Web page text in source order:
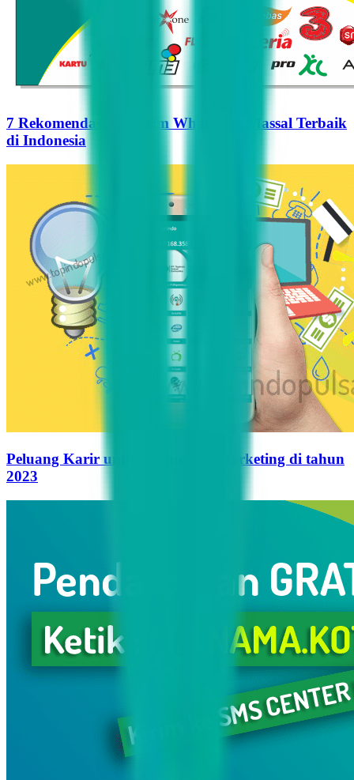
7 Rekomendasi Pengirim WhatsApp Massal Terbaik
di Indonesia
Peluang Karir untuk Influencer Marketing di tahun
2023